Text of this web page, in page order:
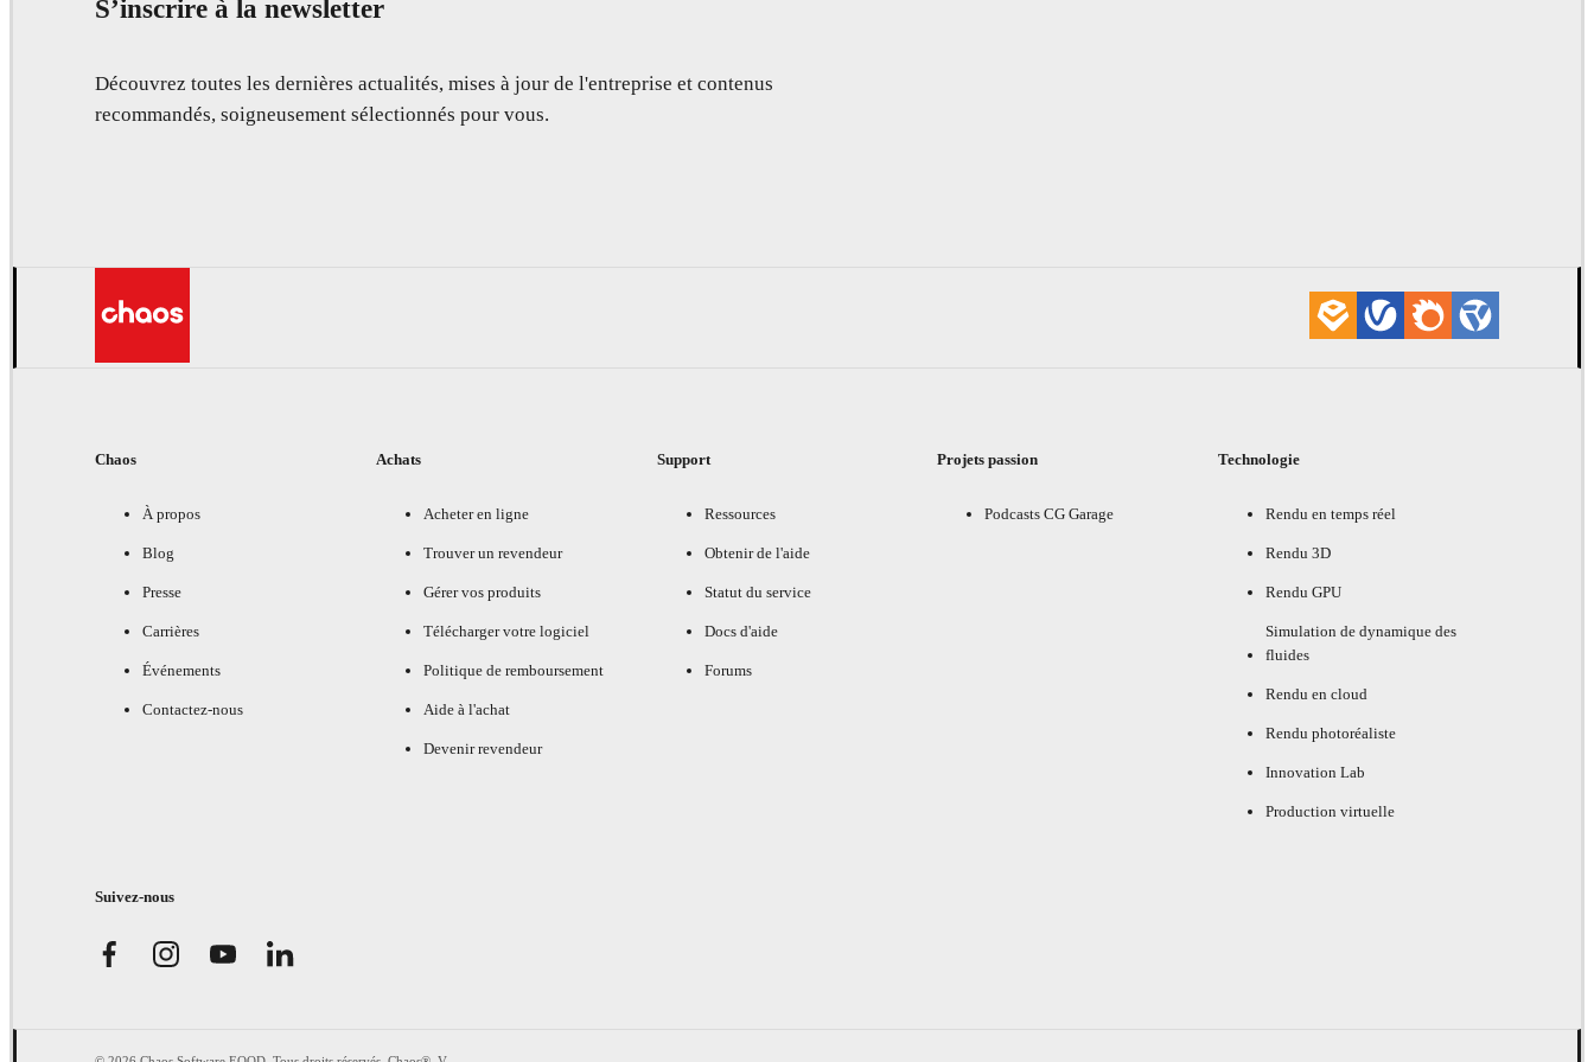
S’inscrire à la newsletter
Découvrez toutes les dernières actualités, mises à jour de l'entreprise et contenus
recommandés, soigneusement sélectionnés pour vous.
Chaos
À propos
Blog
Presse
Carrières
Événements
Contactez-nous
Achats
Acheter en ligne
Trouver un revendeur
Gérer vos produits
Télécharger votre logiciel
Politique de remboursement
Aide à l'achat
Devenir revendeur
Support
Ressources
Obtenir de l'aide
Statut du service
Docs d'aide
Forums
Projets passion
Podcasts CG Garage
Technologie
Rendu en temps réel
Rendu 3D
Rendu GPU
Simulation de dynamique des
fluides
Rendu en cloud
Rendu photoréaliste
Innovation Lab
Production virtuelle
Suivez-nous